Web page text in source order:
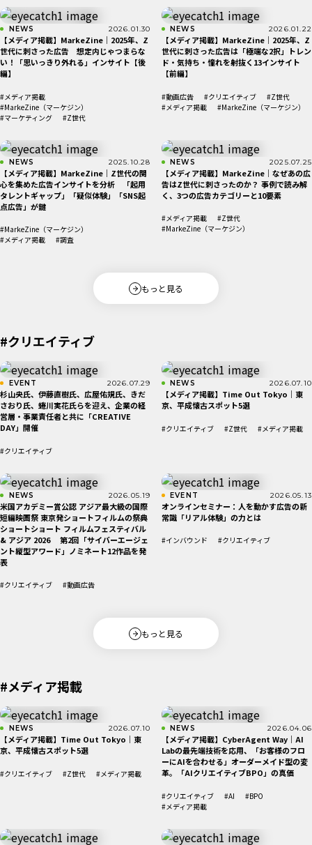
もっと見る
NEWS 2026.01.30
【メディア掲載】MarkeZine｜2025年、Z
世代に刺さった広告 想定内じゃつまらな
い！「思いっきり外れる」インサイト【後
編】
#メディア掲載
#MarkeZine（マーケジン）
#マーケティング
#Z世代
NEWS 2026.01.22
【メディア掲載】MarkeZine｜2025年、Z
世代に刺さった広告は「極端な2択」トレン
ド・気持ち・憧れを射抜く13インサイト
【前編】
#動画広告 #クリエイティブ
#Z世代
#メディア掲載
#MarkeZine（マーケジン）
NEWS 2025.10.28
【メディア掲載】MarkeZine｜Z世代の関
心を集めた広告インサイトを分析 「起用
タレントギャップ」「疑似体験」「SNS起
点広告」が鍵
#MarkeZine（マーケジン）
#メディア掲載
#調査
NEWS 2025.07.25
【メディア掲載】MarkeZine｜なぜあの広
告はZ世代に刺さったのか？ 事例で読み解
く、3つの広告カテゴリーと10要素
#メディア掲載
#Z世代
#MarkeZine（マーケジン）
#クリエイティブ
もっと見る
EVENT 2026.07.29
杉山央氏、伊藤直樹氏、広屋佑規氏、きだ
さおり氏、蜷川実花氏らを迎え、企業の経
営層・事業責任者と共に「CREATIVE
DAY」開催
#クリエイティブ
NEWS 2026.07.10
【メディア掲載】Time Out Tokyo｜東
京、平成懐古スポット5選
#クリエイティブ #Z世代 #メディア掲載
NEWS 2026.05.19
米国アカデミー賞公認 アジア最大級の国際
短編映画祭 東京発ショートフィルムの祭典
ショートショート フィルムフェスティバル
& アジア 2026 第2回「サイバーエージェ
ント縦型アワード」ノミネート12作品を発
表
#クリエイティブ #動画広告
EVENT 2026.05.13
オンラインセミナー：人を動かす広告の新
常識「リアル体験」の力とは
#インバウンド #クリエイティブ
#メディア掲載
NEWS 2026.07.10
【メディア掲載】Time Out Tokyo｜東
京、平成懐古スポット5選
#クリエイティブ #Z世代 #メディア掲載
NEWS 2026.04.06
【メディア掲載】CyberAgent Way｜AI
Labの最先端技術を応用、「お客様のフロ
ーにAIを合わせる」オーダーメイド型の変
革。「AIクリエイティブBPO」の真価
#クリエイティブ #AI
#BPO
#メディア掲載